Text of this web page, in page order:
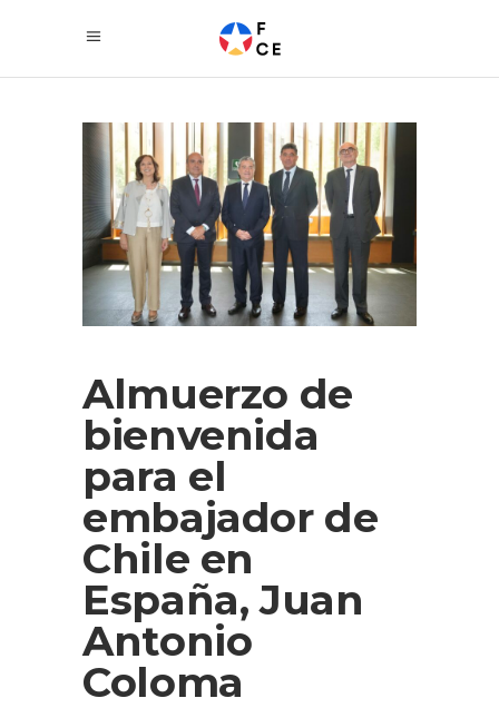
Almuerzo de
bienvenida
para el
embajador de
Chile en
España, Juan
Antonio
Coloma